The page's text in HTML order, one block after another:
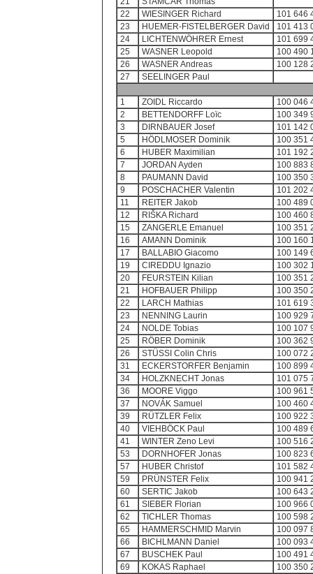
22
WIESINGER Richard
101 646
23
HUEMER-FISTELBERGER David
101 413
24
LICHTENWÖHRER Ernest
101 699
25
WASNER Leopold
100 490
26
WASNER Andreas
100 128
27
SEELINGER Paul
1 ZOIDL Riccardo
100 046
2
BETTENDORFF Loïc
100 349
3
DIRNBAUER Josef
101 142
5
HÖDLMOSER Dominik
100 351
6
HUBER Maximilian
101 192
7
JORDAN Ayden
100 883
8
PAUMANN David
100 350
9
POSCHACHER Valentin
101 202
11
REITER Jakob
100 489
12
RIŠKA Richard
100 460
15
ZANGERLE Emanuel
100 351
16
AMANN Dominik
100 160
17
BALLABIO Giacomo
100 149
19
CIREDDU Ignazio
100 302
20
FEURSTEIN Kilian
100 351
21
HOFBAUER Philipp
100 350
22
LARCH Mathias
101 619
23
NENNING Laurin
100 929
24
NOLDE Tobias
100 107
25
RÖBER Dominik
100 362
26
STÜSSI Colin Chris
100 072
31
ECKERSTORFER Benjamin
100 899
34
HOLZKNECHT Jonas
101 075
36
MOORE Viggo
100 961
37
NOVÁK Samuel
100 460
39
RÜTZLER Felix
100 922
40
VIEHBÖCK Paul
100 489
41
WINTER Zeno Levi
100 516
53
DORNHOFER Jonas
100 823
57
HUBER Christof
101 582
59
PRÜNSTER Felix
100 941
60
SERTIC Jakob
100 643
61
SIEBER Florian
100 966
62
TICHLER Thomas
100 598
65
HAMMERSCHMID Marvin
100 097
66
BICHLMANN Daniel
100 093
67
BUSCHEK Paul
100 491
69
KOKAS Raphael
100 350